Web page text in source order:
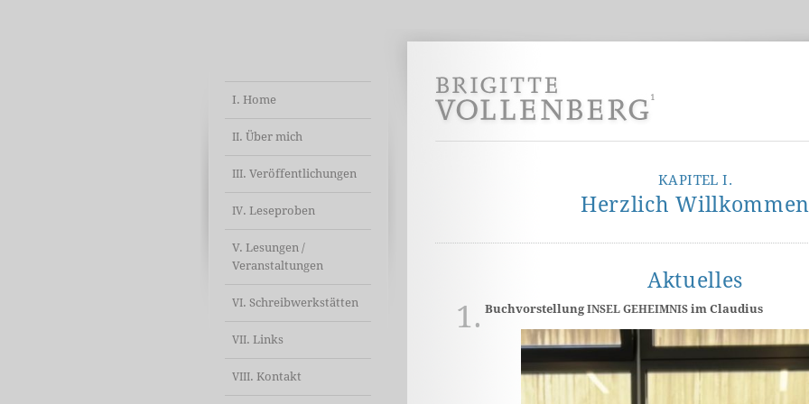
I. Home
II. Über mich
III. Veröffentlichungen
IV. Leseproben
V. Lesungen /
Veranstaltungen
VI. Schreibwerkstätten
VII. Links
VIII. Kontakt
KAPITEL I.
Herzlich
Aktuelles
1. Buchvorstellung INSEL GEHEIMNISim Claudius